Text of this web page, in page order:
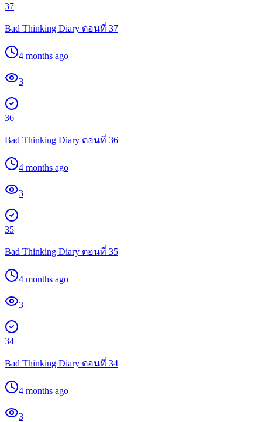
37
Bad Thinking Diary ตอนที่ 37
4 months ago
3
36
Bad Thinking Diary ตอนที่ 36
4 months ago
3
35
Bad Thinking Diary ตอนที่ 35
4 months ago
3
34
Bad Thinking Diary ตอนที่ 34
4 months ago
3